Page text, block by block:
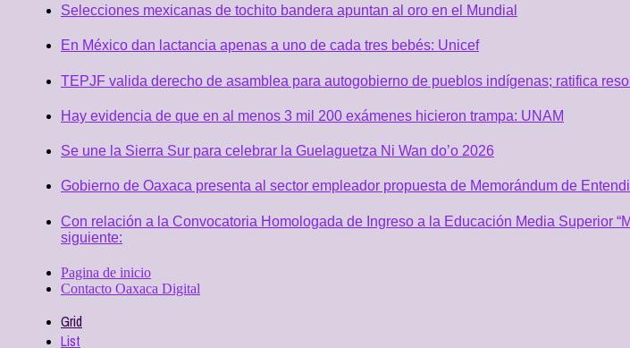
Selecciones mexicanas de tochito bandera apuntan al oro en el Mundial
En México dan lactancia apenas a uno de cada tres bebés: Unicef
TEPJF valida derecho de asamblea para autogobierno de pueblos indígenas; ratifica
Hay evidencia de que en al menos 3 mil 200 exámenes hicieron trampa: UNAM
Se une la Sierra Sur para celebrar la Guelaguetza Ni Wan do’o 2026
Gobierno de Oaxaca presenta al sector empleador propuesta de Memorándum de
Con relación a la Convocatoria Homologada de Ingreso a la Educación Media Superior
siguiente:
Pagina de inicio
Contacto Oaxaca Digital
Grid
List